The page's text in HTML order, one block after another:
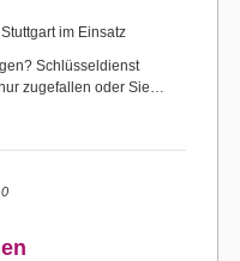
im Einsatz
Schlüsseldienst
zugefallen oder Sie…
, 0